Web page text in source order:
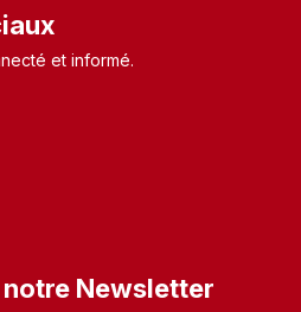
et informé.​
Newsletter